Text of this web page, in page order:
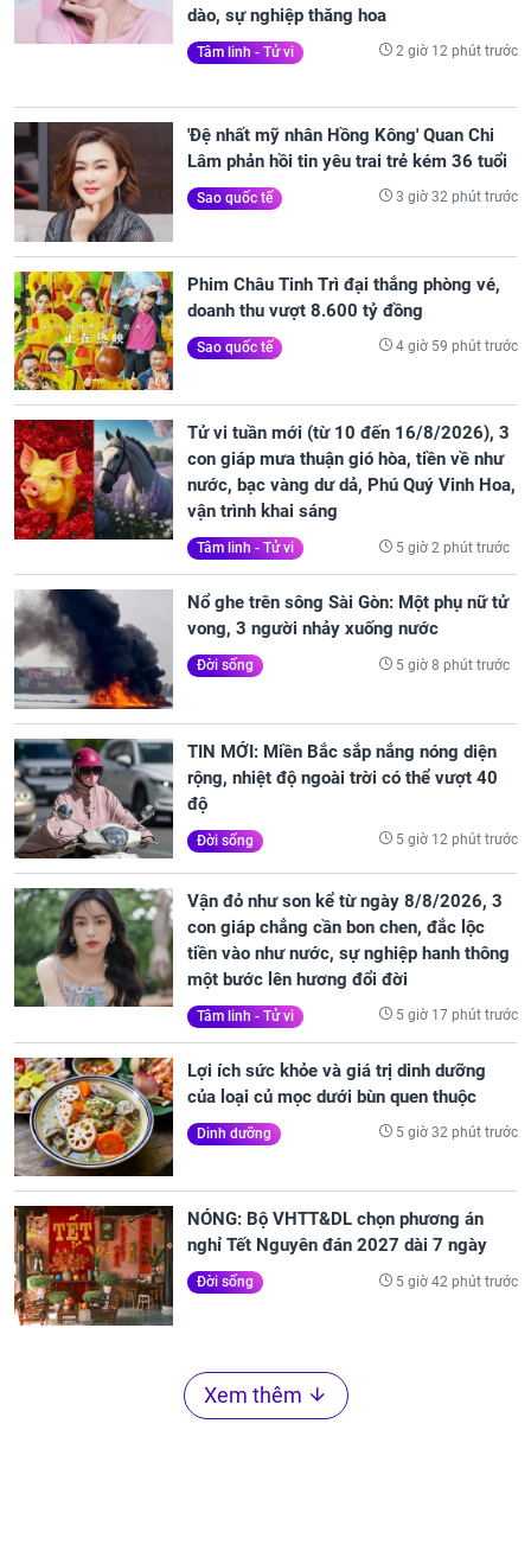
dào, sự nghiệp thăng hoa
Tâm linh - Tử vi 2 giờ 12 phút trước
'Đệ nhất mỹ nhân Hồng Kông' Quan Chi
Lâm phản hồi tin yêu trai trẻ kém 36 tuổi
Sao quốc tế 3 giờ 32 phút trước
Phim Châu Tinh Trì đại thắng phòng vé,
doanh thu vượt 8.600 tỷ đồng
Sao quốc tế 4 giờ 59 phút trước
Tử vi tuần mới (từ 10 đến 16/8/2026), 3
con giáp mưa thuận gió hòa, tiền về như
nước, bạc vàng dư dả, Phú Quý Vinh Hoa,
vận trình khai sáng
Tâm linh - Tử vi 5 giờ 2 phút trước
Nổ ghe trên sông Sài Gòn: Một phụ nữ tử
vong, 3 người nhảy xuống nước
Đời sống 5 giờ 8 phút trước
TIN MỚI: Miền Bắc sắp nắng nóng diện
rộng, nhiệt độ ngoài trời có thể vượt 40
độ
Đời sống 5 giờ 12 phút trước
Vận đỏ như son kể từ ngày 8/8/2026, 3
con giáp chẳng cần bon chen, đắc lộc
tiền vào như nước, sự nghiệp hanh thông
một bước lên hương đổi đời
Tâm linh - Tử vi 5 giờ 17 phút trước
Lợi ích sức khỏe và giá trị dinh dưỡng
của loại củ mọc dưới bùn quen thuộc
Dinh dưỡng 5 giờ 32 phút trước
NÓNG: Bộ VHTT&DL chọn phương án
nghỉ Tết Nguyên đán 2027 dài 7 ngày
Đời sống 5 giờ 42 phút trước
Xem thêm